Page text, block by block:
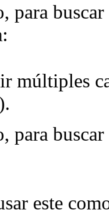
para
múltiples
para
este